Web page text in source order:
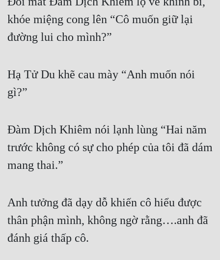
Đô Thị
Truyện Nam
Truyện Nữ
Xây Dựng Thế Lực
Đam Mỹ
Đẹp
khóe miệng cong lên “Cô muốn giữ lại
đường lui cho mình?”
Hạ Tử Du khẽ cau mày “Anh muốn nói
gì?”
Đàm Dịch Khiêm nói lạnh lùng “Hai năm
trước không có sự cho phép của tôi đã dám
mang thai.”
Anh tưởng đã dạy dỗ khiến cô hiểu được
thân phận mình, không ngờ rằng….anh đã
đánh giá thấp cô.